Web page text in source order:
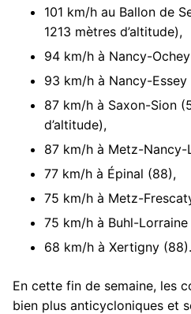
101 km/h au Ballon de
1213 mètres d’altitude),
94 km/h à Nancy-
93 km/h à Nancy-Essey
87 km/h à Saxon-Sion
d’altitude),
87 km/h à Metz-Nancy-
77 km/h à Épinal (88),
75 km/h à Metz-
75 km/h à Buhl-
68 km/h à Xertigny (88).
En cette fin de semaine, les
bien plus anticycloniques et